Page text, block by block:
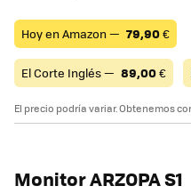
Hoy en Amazon — 79,90€
El Corte Inglés — 89,00€
El precio podría variar. Obtenemos
Monitor ARZOPA S1